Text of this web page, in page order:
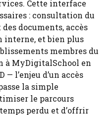
Cette interface
: consultation du
documents, accès
interne, et bien plus
membres du
à MyDigitalSchool en
— l’enjeu d’un accès
la simple
le parcours
perdu et d’offrir